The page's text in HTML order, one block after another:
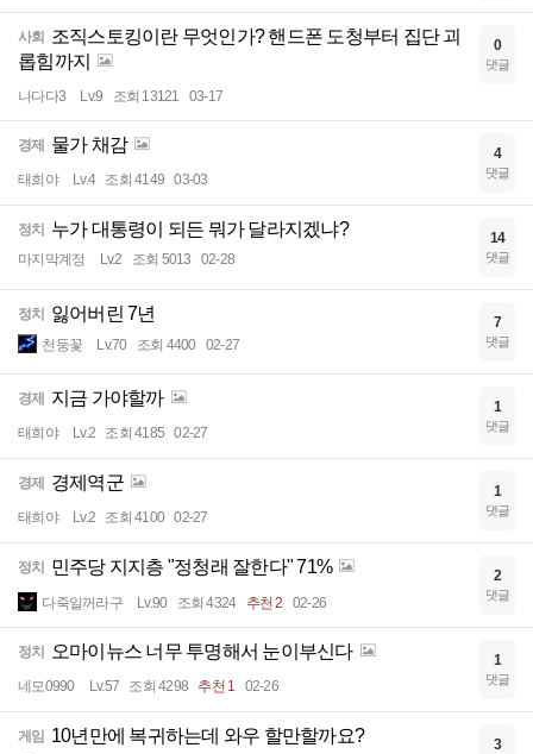
사회
조직스토킹이란 무엇인가? 핸드폰 도청부터 집단 괴
롭힘까지
나다다3 Lv.9 조회 13121 03-17
0
댓글
경제 물가 채감
태희야 Lv.4 조회 4149 03-03
4
댓글
정치 누가 대통령이 되든 뭐가 달라지겠냐?
마지막계정 Lv.2 조회 5013 02-28
14
댓글
정치 잃어버린 7년
천둥꽃 Lv.70 조회 4400 02-27
7
댓글
경제 지금 가야할까
태희야 Lv.2 조회 4185 02-27
1
댓글
경제 경제역군
태희야 Lv.2 조회 4100 02-27
1
댓글
정치 민주당 지지층 "정청래 잘한다" 71%
다죽일꺼라구 Lv.90 조회 4324 추천 2 02-26
2
댓글
정치 오마이뉴스 너무 투명해서 눈이부신다
네모0990 Lv.57 조회 4298 추천 1 02-26
1
댓글
게임 10년만에 복귀하는데 와우 할만할까요? 3